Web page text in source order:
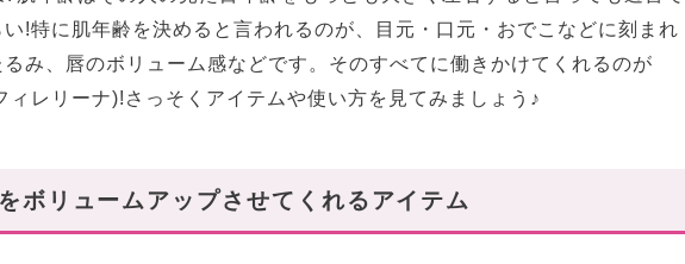
い!特に肌年齢を決めると言われるのが、目元・口元・おでこなどに刻まれ
るみ、唇のボリューム感などです。そのすべてに働きかけてくれるのが
レリーナ)!さっそくアイテムや使い方を見てみましょう♪
ボリュームアップさせてくれるアイテム